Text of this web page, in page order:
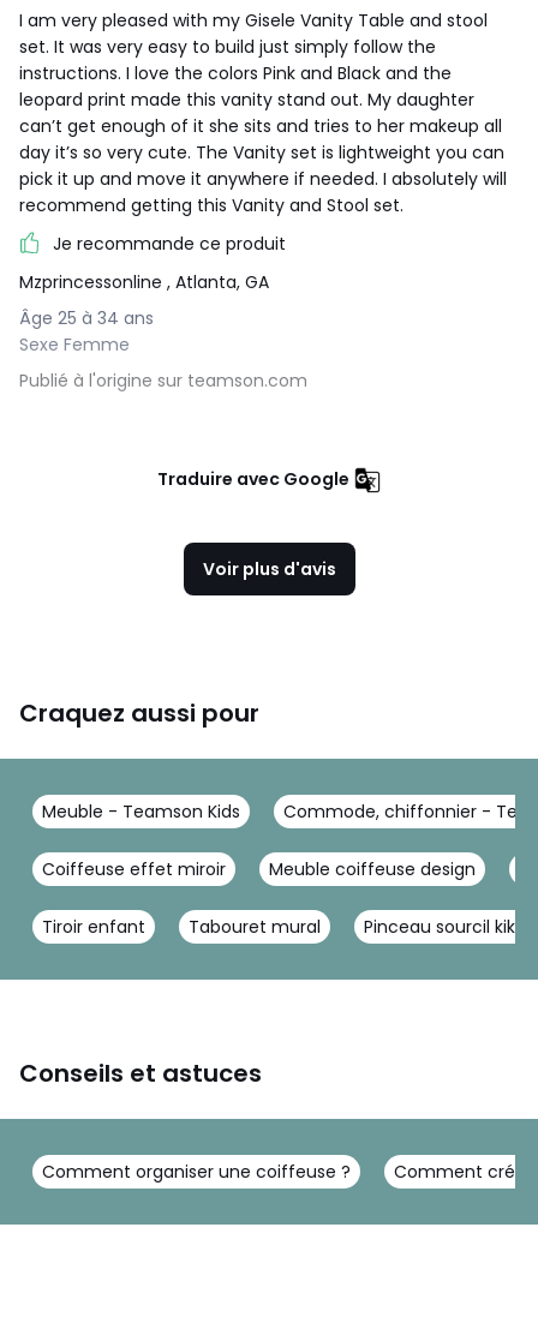
I am very pleased with my Gisele Vanity Table and stool
set. It was very easy to build just simply follow the
instructions. I love the colors Pink and Black and the
leopard print made this vanity stand out. My daughter
can’t get enough of it she sits and tries to her makeup all
day it’s so very cute. The Vanity set is lightweight you can
pick it up and move it anywhere if needed. I absolutely will
recommend getting this Vanity and Stool set.
Je recommande ce produit
Mzprincessonline , Atlanta, GA
Âge 25 à 34 ans
Sexe Femme
Publié à l'origine sur teamson.com
Traduire avec Google
Voir plus d'avis
Craquez aussi pour
Meuble - Teamson Kids Commode, chiffonnier -
Coiffeuse effet miroir Meuble coiffeuse design
Tiroir enfant Tabouret mural Pinceau sourcil kiko
Conseils et astuces
Comment organiser une coiffeuse ? Comment créer